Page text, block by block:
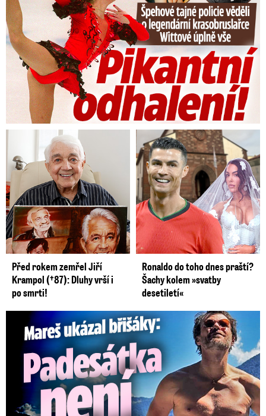
Před rokem zemřel Jiří
Krampol (†87): Dluhy vrší i
po smrti!
Ronaldo do toho dnes praští?
Šachy kolem »svatby
desetiletí«
Mareš v dokonalé formě ukázal břišáky: Padesátka není znát